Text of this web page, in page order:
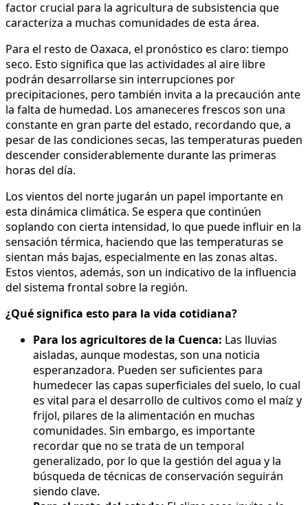
factor crucial para la agricultura de subsistencia que
caracteriza a muchas comunidades de esta área.
Para el resto de Oaxaca, el pronóstico es claro: tiempo
seco. Esto significa que las actividades al aire libre
podrán desarrollarse sin interrupciones por
precipitaciones, pero también invita a la precaución ante
la falta de humedad. Los amaneceres frescos son una
constante en gran parte del estado, recordando que, a
pesar de las condiciones secas, las temperaturas pueden
descender considerablemente durante las primeras
horas del día.
Los vientos del norte jugarán un papel importante en
esta dinámica climática. Se espera que continúen
soplando con cierta intensidad, lo que puede influir en la
sensación térmica, haciendo que las temperaturas se
sientan más bajas, especialmente en las zonas altas.
Estos vientos, además, son un indicativo de la influencia
del sistema frontal sobre la región.
¿Qué significa esto para la vida cotidiana?
Para los agricultores de la Cuenca: Las lluvias
aisladas, aunque modestas, son una noticia
esperanzadora. Pueden ser suficientes para
humedecer las capas superficiales del suelo, lo cual
es vital para el desarrollo de cultivos como el maíz y
frijol, pilares de la alimentación en muchas
comunidades. Sin embargo, es importante
recordar que no se trata de un temporal
generalizado, por lo que la gestión del agua y la
búsqueda de técnicas de conservación seguirán
siendo clave.